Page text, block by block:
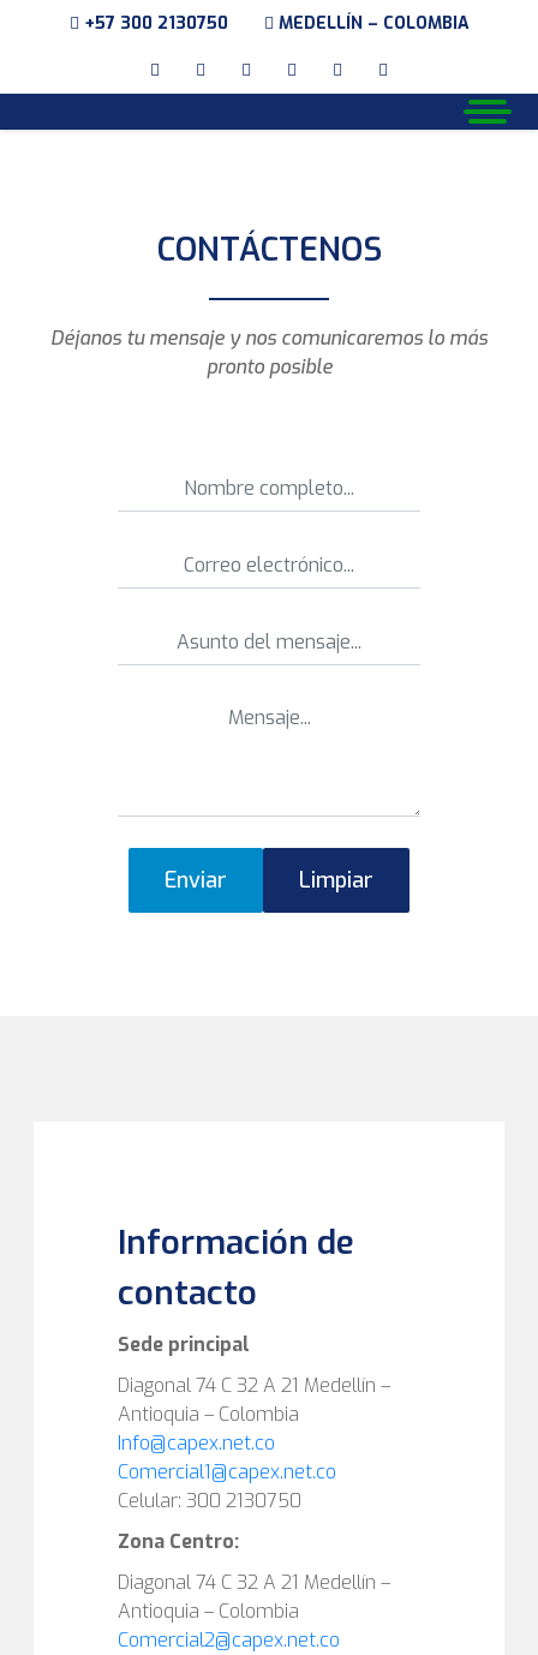
+57 300 2130750 MEDELLÍN – COLOMBIA
CONTÁCTENOS
Déjanos tu mensaje y nos comunicaremos lo más
pronto posible
Información de
contacto
Sede principal
Diagonal 74 C 32 A 21 Medellín –
Antioquia – Colombia
Info@capex.net.co
Comercial1@capex.net.co
Celular: 300 2130750
Zona Centro:
Diagonal 74 C 32 A 21 Medellín –
Antioquia – Colombia
Comercial2@capex.net.co